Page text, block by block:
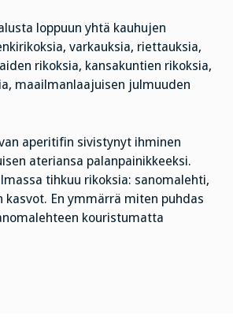
loppuun yhtä kauhujen
varkauksia, riettauksia,
rikoksia, kansakuntien rikoksia,
maailmanlaajuisen julmuuden
aperitifin sivistynyt ihminen
ateriansa palanpainikkeeksi.
tihkuu rikoksia: sanomalehti,
kasvot. En ymmärrä miten puhdas
kouristumatta